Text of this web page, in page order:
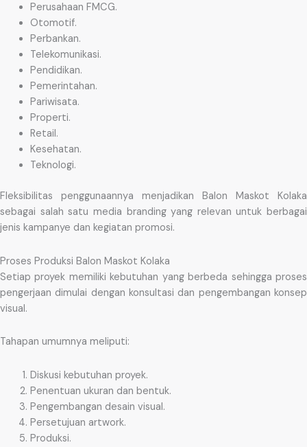
Perusahaan FMCG.
Otomotif.
Perbankan.
Telekomunikasi.
Pendidikan.
Pemerintahan.
Pariwisata.
Properti.
Retail.
Kesehatan.
Teknologi.
Fleksibilitas penggunaannya menjadikan Balon Maskot Kolaka
sebagai salah satu media branding yang relevan untuk berbagai
jenis kampanye dan kegiatan promosi.
Proses Produksi Balon Maskot Kolaka
Setiap proyek memiliki kebutuhan yang berbeda sehingga proses
pengerjaan dimulai dengan konsultasi dan pengembangan konsep
visual.
Tahapan umumnya meliputi:
Diskusi kebutuhan proyek.
Penentuan ukuran dan bentuk.
Pengembangan desain visual.
Persetujuan artwork.
Produksi.